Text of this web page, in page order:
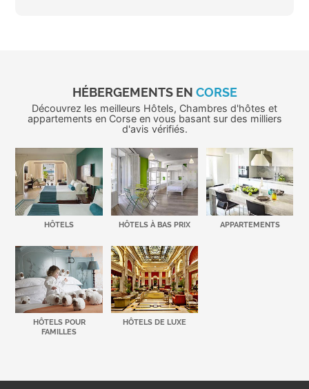
HÉBERGEMENTS EN CORSE
Découvrez les meilleurs Hôtels, Chambres d'hôtes et
appartements en Corse en vous basant sur des milliers
d'avis vérifiés.
HÔTELS HÔTELS À BAS PRIX APPARTEMENTS
HÔTELS POUR
FAMILLES
HÔTELS DE LUXE